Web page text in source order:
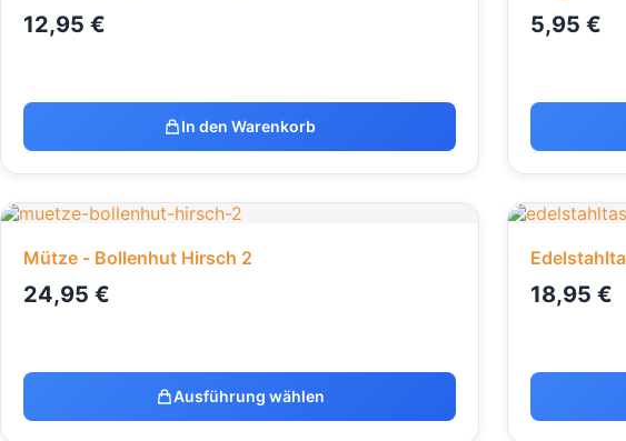
12,95 €
In den Warenkorb
5,95€
Mütze - Bollenhut Hirsch 2
24,95 €
Ausführung wählen
18,95€